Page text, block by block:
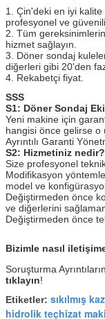
1. Çin'deki en iyi
profesyonel ve
2. Tüm
hizmet sağlayın.
3. Döner sondaj
diğerleri gibi 20'den
4. Rekabetçi fiyat.
SSS
S1: Döner Sondaj
Yeni makine için
hangisi önce gelirse o
Ayrıntılı Garanti
S2: Hizmetiniz nedir?
Size profesyonel
Modifikasyon
model ve
Değiştirmeden önce
ve diğerlerini
Değiştirmeden önce
Bizimle nasıl
Soruşturma
tıklayın!
Etiketler: sıkılmış
hidrolik teçhizat